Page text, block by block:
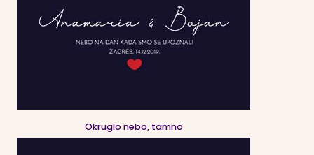
Okruglo nebo, tamno